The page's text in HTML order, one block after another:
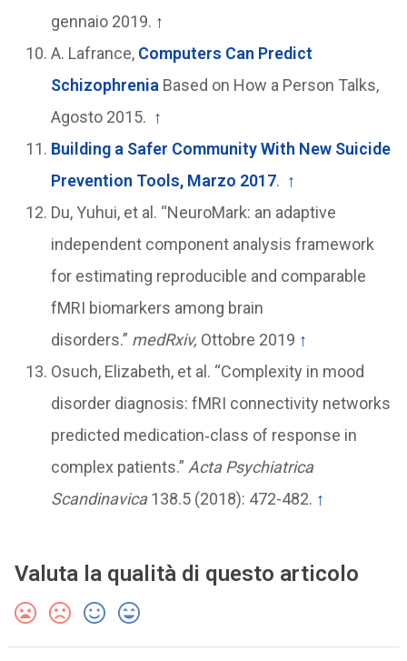
gennaio 2019. ↑
A. Lafrance, Computers Can Predict
Schizophrenia Based on How a Person Talks,
Agosto 2015. ↑
Building a Safer Community With New Suicide
Prevention Tools, Marzo 2017. ↑
Du, Yuhui, et al. “NeuroMark: an adaptive
independent component analysis framework
for estimating reproducible and comparable
fMRI biomarkers among brain
disorders.” medRxiv, Ottobre 2019 ↑
Osuch, Elizabeth, et al. “Complexity in mood
disorder diagnosis: fMRI connectivity networks
predicted medication‐class of response in
complex patients.” Acta Psychiatrica
Scandinavica138.5 (2018): 472-482. ↑
Valuta la qualità di questo articolo